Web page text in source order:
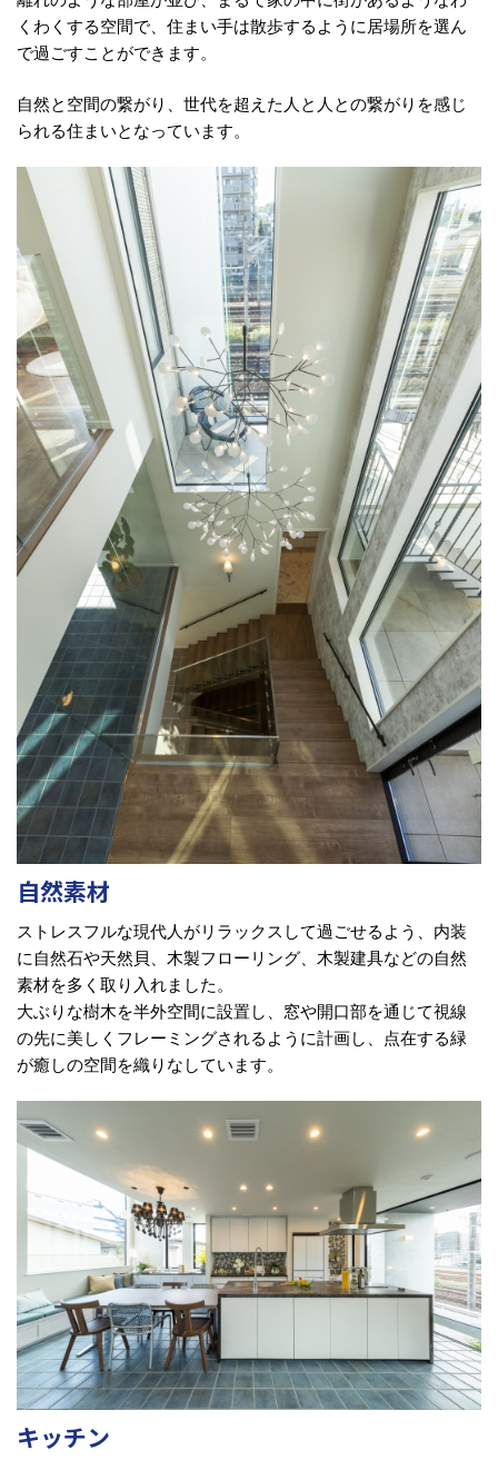
くわくする空間で、住まい手は散歩するように居場所を選ん
で過ごすことができます。
自然と空間の繋がり、世代を超えた人と人との繋がりを感じ
られる住まいとなっています。
自然素材
ストレスフルな現代人がリラックスして過ごせるよう、内装
に自然石や天然貝、木製フローリング、木製建具などの自然
素材を多く取り入れました。
大ぶりな樹木を半外空間に設置し、窓や開口部を通じて視線
の先に美しくフレーミングされるように計画し、点在する緑
が癒しの空間を織りなしています。
キッチン